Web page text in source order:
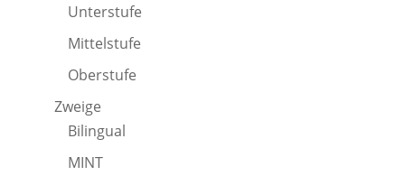
Unterstufe
Mittelstufe
Oberstufe
Zweige
Bilingual
MINT